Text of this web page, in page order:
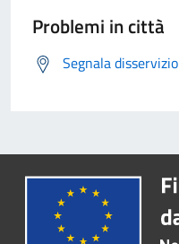
Problemi in città
Segnala disservizio